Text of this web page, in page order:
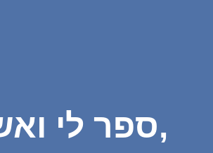
ספר לי ואשכח,